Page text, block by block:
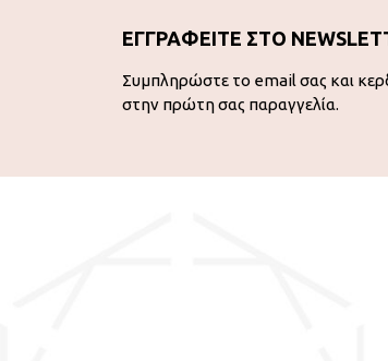
ΕΓΓΡΑΦΕΙΤΕ ΣΤΟ
Συμπληρώστε το email σας και
στην πρώτη σας παραγγελία.